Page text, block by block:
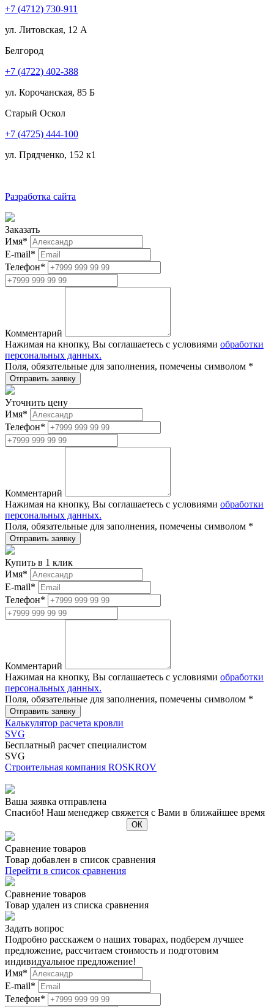
+7 (4712) 730-911
ул. Литовская, 12 А
Белгород
+7 (4722) 402-388
ул. Корочанская, 85 Б
Старый Оскол
+7 (4725) 444-100
ул. Прядченко, 152 к1
Разработка сайта
Заказать
Имя*
E-mail*
Телефон*
Комментарий
Нажимая на кнопку, Вы соглашаетесь с условиями обработки
персональных данных.
Поля, обязательные для заполнения, помечены символом *
Уточнить цену
Имя*
Телефон*
Комментарий
Нажимая на кнопку, Вы соглашаетесь с условиями обработки
персональных данных.
Поля, обязательные для заполнения, помечены символом *
Купить в 1 клик
Имя*
E-mail*
Телефон*
Комментарий
Нажимая на кнопку, Вы соглашаетесь с условиями обработки
персональных данных.
Поля, обязательные для заполнения, помечены символом *
Калькулятор расчета кровли
SVG
Бесплатный расчет специалистом
SVG
Строительная компания ROSKROV
Ваша заявка отправлена
Спасибо! Наш менеджер свяжется с Вами в ближайшее время
Сравнение товаров
Товар добавлен в список сравнения
Перейти в список сравнения
Сравнение товаров
Товар удален из списка сравнения
Задать вопрос
Подробно расскажем о наших товарах, подберем лучшее
предложение, рассчитаем стоимость и подготовим
индивидуальное предложение!
Имя*
E-mail*
Телефон*